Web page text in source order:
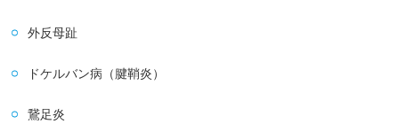
外反母趾
ドケルバン病（腱鞘炎）
鵞足炎